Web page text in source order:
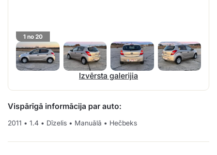
1 no 20
Izvērsta galerijia
Vispārīgā informācija par auto:
2011 • 1.4 • Dīzelis • Manuālā • Hečbeks